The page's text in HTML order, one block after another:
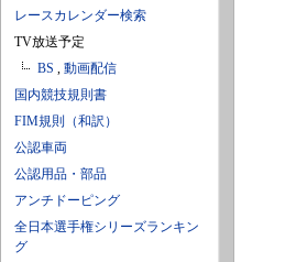
レースカレンダー検索
TV放送予定
BS , 動画配信
国内競技規則書
FIM規則（和訳）
公認車両
公認用品・部品
アンチドーピング
全日本選手権シリーズランキン
グ